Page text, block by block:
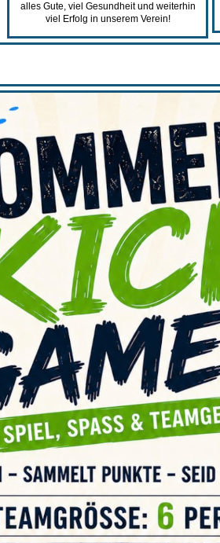
alles Gute, viel Gesundheit und weiterhin
viel Erfolg in unserem Verein!